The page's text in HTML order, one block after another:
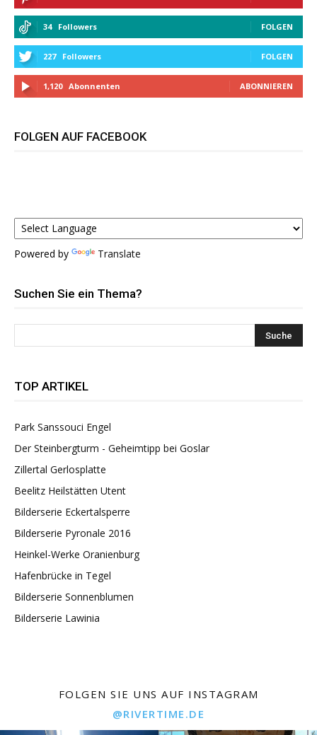
34 Followers FOLGEN
227 Followers FOLGEN
1,120 Abonnenten ABONNIEREN
FOLGEN AUF FACEBOOK
Powered by Translate
Suchen Sie ein Thema?
TOP ARTIKEL
Park Sanssouci Engel
Der Steinbergturm - Geheimtipp bei Goslar
Zillertal Gerlosplatte
Beelitz Heilstätten Utent
Bilderserie Eckertalsperre
Bilderserie Pyronale 2016
Heinkel-Werke Oranienburg
Hafenbrücke in Tegel
Bilderserie Sonnenblumen
Bilderserie Lawinia
FOLGEN SIE UNS AUF INSTAGRAM
@RIVERTIME.DE